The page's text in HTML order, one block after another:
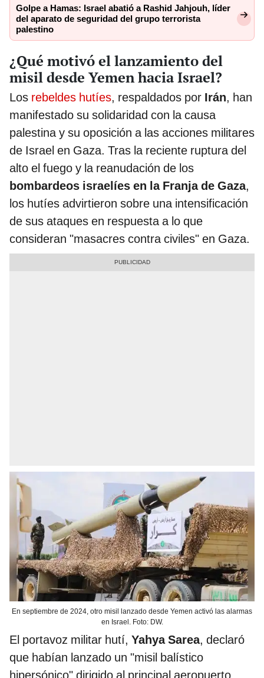
Golpe a Hamas: Israel abatió a Rashid Jahjouh, líder
del aparato de seguridad del grupo terrorista
palestino
¿Qué motivó el lanzamiento del
misil desde Yemen hacia Israel?
Los rebeldes hutíes, respaldados por Irán, han
manifestado su solidaridad con la causa
palestina y su oposición a las acciones militares
de Israel en Gaza. Tras la reciente ruptura del
alto el fuego y la reanudación de los
bombardeos israelíes en la Franja de Gaza,
los hutíes advirtieron sobre una intensificación
de sus ataques en respuesta a lo que
consideran "masacres contra civiles" en Gaza.
En septiembre de 2024, otro misil lanzado desde Yemen activó las alarmas
en Israel. Foto: DW.
El portavoz militar hutí, Yahya Sarea, declaró
que habían lanzado un "misil balístico